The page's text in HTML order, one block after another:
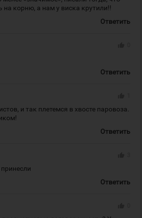
на корню, а нам у виска крутили!!
Ответить
Ответить
и так плетемся в хвосте паровоза.
Ответить
Ответить